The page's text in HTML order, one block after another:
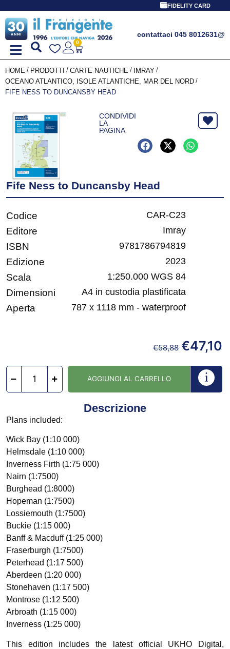
FIDELITY CARD
contattaci 045 8012631@
0
HOME / PRODOTTI / CARTE NAUTICHE / IMRAY /
OCEANO ATLANTICO, ISOLE ATLANTICHE, MAR DEL NORD /
FIFE NESS TO DUNCANSBY HEAD
CONDIVIDI
LA
PAGINA
Fife Ness to Duncansby Head
Codice CAR-C23
Editore Imray
ISBN 9781786794819
Edizione 2023
Scala 1:250.000 WGS 84
Dimensioni A4 in custodia plastificata
Aperta 787 x 1118 mm - waterproof
€58,88 €47,10
AGGIUNGI AL CARRELLO
Descrizione
Plans included:
Wick Bay (1:10 000)
Helmsdale (1:10 000)
Inverness Firth (1:75 000)
Nairn (1:7500)
Burghead (1:8000)
Hopeman (1:7500)
Lossiemouth (1:7500)
Buckie (1:15 000)
Banff & Macduff (1:25 000)
Fraserburgh (1:7500)
Peterhead (1:17 500)
Aberdeen (1:20 000)
Stonehaven (1:17 500)
Montrose (1:12 500)
Arbroath (1:15 000)
Inverness (1:25 000)
This edition includes the latest official UKHO Digital,